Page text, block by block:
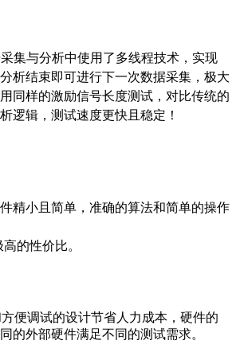
集与分析中使用了多线程技术，实现
析结束即可进行下一次数据采集，极大
同样的激励信号长度测试，对比传统的
逻辑，测试速度更快且稳定！
精小且简单，准确的算法和简单的操作
的性价比。
便调试的设计节省人力成本，硬件的
的外部硬件满足不同的测试需求。